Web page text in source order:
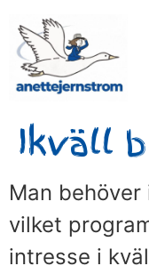
Ikväll
Man
vilket
intresse i